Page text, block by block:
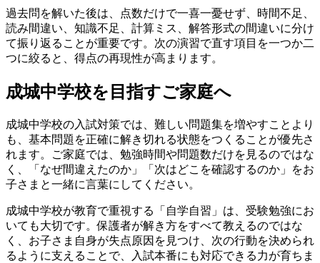
過去問を解いた後は、点数だけで一喜一憂せず、時間不足、
読み間違い、知識不足、計算ミス、解答形式の間違いに分け
て振り返ることが重要です。次の演習で直す項目を一つか二
つに絞ると、得点の再現性が高まります。
成城中学校を目指すご家庭へ
成城中学校の入試対策では、難しい問題集を増やすことより
も、基本問題を正確に解き切れる状態をつくることが優先さ
れます。ご家庭では、勉強時間や問題数だけを見るのではな
く、「なぜ間違えたのか」「次はどこを確認するのか」をお
子さまと一緒に言葉にしてください。
成城中学校が教育で重視する「自学自習」は、受験勉強にお
いても大切です。保護者が解き方をすべて教えるのではな
く、お子さま自身が失点原因を見つけ、次の行動を決められ
るように支えることで、入試本番にも対応できる力が育ちま